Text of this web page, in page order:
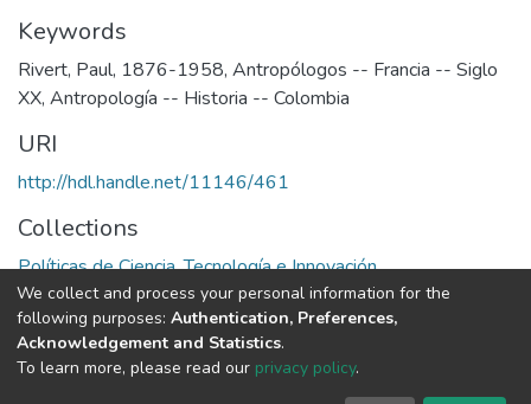
Keywords
Rivert, Paul, 1876-1958, Antropólogos -- Francia -- Siglo
XX, Antropología -- Historia -- Colombia
URI
http://hdl.handle.net/11146/461
Collections
Políticas de Ciencia, Tecnología e Innovación
Full item page
DSpace software copyright © 2002-2026
We collect and process your personal information for the
following purposes: Authentication, Preferences,
Acknowledgement and Statistics.
To learn more, please read our privacy policy.